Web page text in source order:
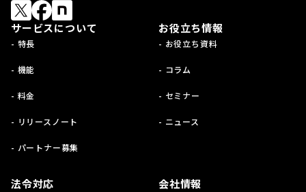
サービスについて
- 特長
- 機能
- 料金
- リリースノート
- パートナー募集
お役立ち情報
- お役立ち資料
- コラム
- セミナー
- ニュース
法令対応 会社情報